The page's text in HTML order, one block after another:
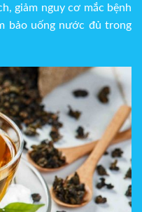
giảm nguy cơ mắc bệnh
bảo uống nước đủ trong